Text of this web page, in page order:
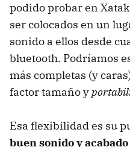
podido probar en
ser colocados en un
sonido a ellos desde
bluetooth. Podríamos
más completas (y
factor tamaño y
Esa flexibilidad es su
buen sonido y